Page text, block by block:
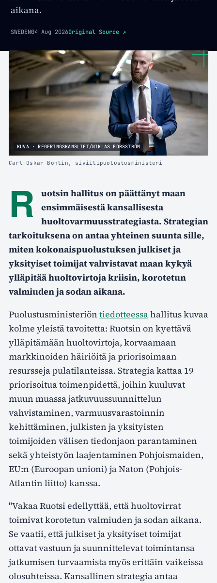
aikana.
SWEDEN04 Aug 2026Original Source ↗
KUVA · REGERINGSKANSLIET/NIKLAS FORSSTRÖM
Carl-Oskar Bohlin, siviilipuolustusministeri
R
uotsin hallitus on päättänyt maan
ensimmäisestä kansallisesta
huoltovarmuusstrategiasta. Strategian
tarkoituksena on antaa yhteinen suunta sille,
miten kokonaispuolustuksen julkiset ja
yksityiset toimijat vahvistavat maan kykyä
ylläpitää huoltovirtoja kriisin, korotetun
valmiuden ja sodan aikana.
Puolustusministeriön tiedotteessahallitus kuvaa
kolme yleistä tavoitetta: Ruotsin on kyettävä
ylläpitämään huoltovirtoja, korvaamaan
markkinoiden häiriöitä ja priorisoimaan
resursseja pulatilanteissa. Strategia kattaa 19
priorisoitua toimenpidettä, joihin kuuluvat
muun muassa jatkuvuussuunnittelun
vahvistaminen, varmuusvarastoinnin
kehittäminen, julkisten ja yksityisten
toimijoiden välisen tiedonjaon parantaminen
sekä yhteistyön laajentaminen Pohjoismaiden,
EU:n (Euroopan unioni) ja Naton (Pohjois-
Atlantin liitto) kanssa.
"Vakaa Ruotsi edellyttää, että huoltovirrat
toimivat korotetun valmiuden ja sodan aikana.
Se vaatii, että julkiset ja yksityiset toimijat
ottavat vastuun ja suunnittelevat toimintansa
jatkumisen turvaamista myös erittäin vaikeissa
olosuhteissa. Kansallinen strategia antaa